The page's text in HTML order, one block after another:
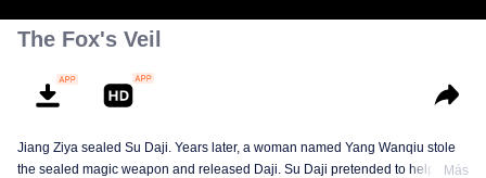
The Fox's Veil
Jiang Ziya sealed Su Daji. Years later, a woman named Yang Wanqiu stole
the sealed magic weapon and released Daji. Su Daji pretended to help Yang
Más